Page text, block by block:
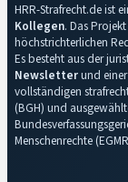
HRR-Strafrecht.de ist
Kollegen. Das
höchstrichterlichen
Es besteht aus der
Newsletterund einer
vollständigen
(BGH) und
Menschenrechte